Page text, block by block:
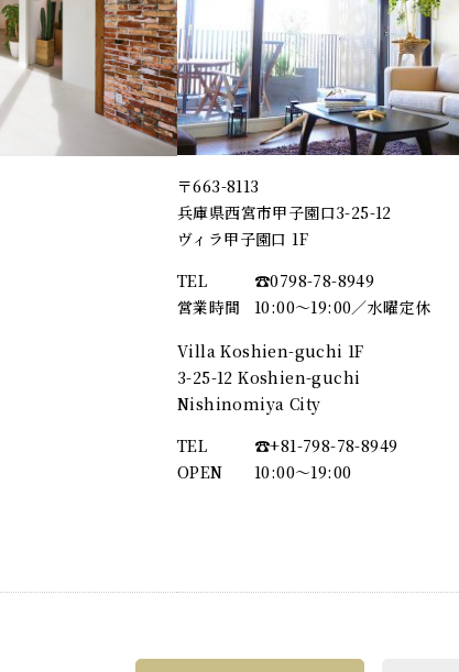
〒663-8113
兵庫県西宮市甲子園口3-25-12
ヴィラ甲子園口 1F
TEL
☎︎0798-78-8949
営業時間
10:00～19:00／水曜定休
Villa Koshien-guchi 1F
3-25-12 Koshien-guchi
Nishinomiya City
TEL
☎︎+81-798-78-8949
OPEN
10:00〜19:00